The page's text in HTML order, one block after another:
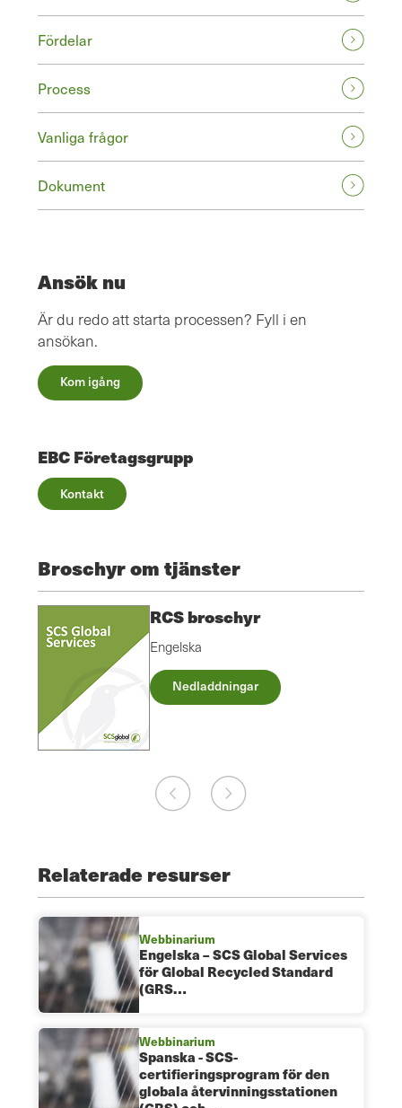
Fördelar
Process
Vanliga frågor
Dokument
Ansök nu
Är du redo att starta processen? Fyll i en
ansökan.
Kom igång
EBC Företagsgrupp
Kontakt
Broschyr om tjänster
RCS broschyr
Engelska
Nedladdningar
Relaterade resurser
Webbinarium
Engelska – SCS Global Services
för Global Recycled Standard
(GRS…
Webbinarium
Spanska - SCS-
certifieringsprogram för den
globala återvinningsstationen